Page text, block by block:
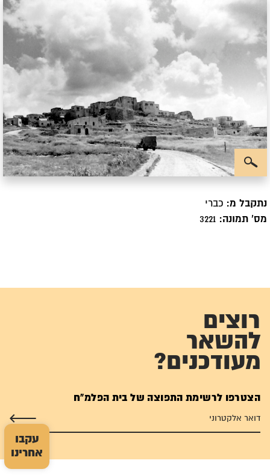
עקבו
אחרינו
נתקבל מ: כברי
מס' תמונה:
רוצים
להשאר
מעודכנים?
הצטרפו לרשימת התפוצה של בית הפלמ"ח